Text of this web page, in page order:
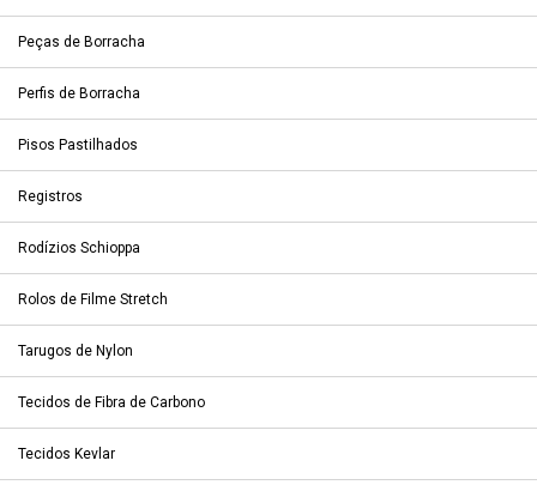
Peças de Borracha
Perfis de Borracha
Pisos Pastilhados
Registros
Rodízios Schioppa
Rolos de Filme Stretch
Tarugos de Nylon
Tecidos de Fibra de Carbono
Tecidos Kevlar